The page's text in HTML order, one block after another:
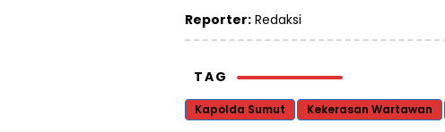
Reporter: Redaksi
TAG
Kapolda Sumut Kekerasan Wartawan